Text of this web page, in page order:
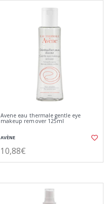
Avene eau thermale gentle eye
makeup remover 125ml
AVÈNE
10,88€